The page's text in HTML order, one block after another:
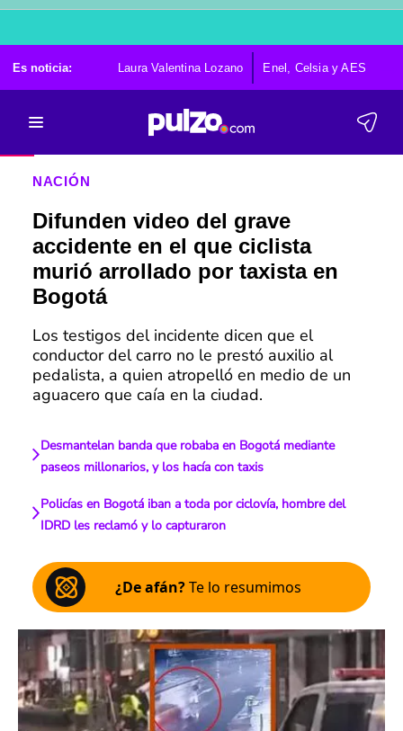
Es noticia: Laura Valentina Lozano Enel, Celsia y AES
NACIÓN
Difunden video del grave
accidente en el que ciclista
murió arrollado por taxista en
Bogotá
Los testigos del incidente dicen que el
conductor del carro no le prestó auxilio al
pedalista, a quien atropelló en medio de un
aguacero que caía en la ciudad.
Desmantelan banda que robaba en Bogotá mediante
paseos millonarios, y los hacía con taxis
Policías en Bogotá iban a toda por ciclovía, hombre del
IDRD les reclamó y lo capturaron
¿De afán?Te lo resumimos